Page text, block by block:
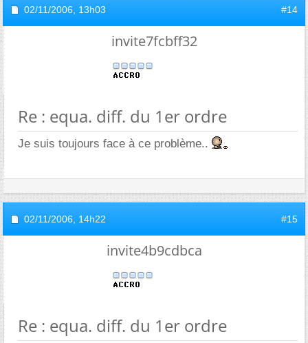
02/11/2006, 13h03 #14
invite7fcbff32
Re : equa. diff. du 1er ordre
Je suis toujours face à ce problème..
02/11/2006, 14h22 #15
invite4b9cdbca
Re : equa. diff. du 1er ordre